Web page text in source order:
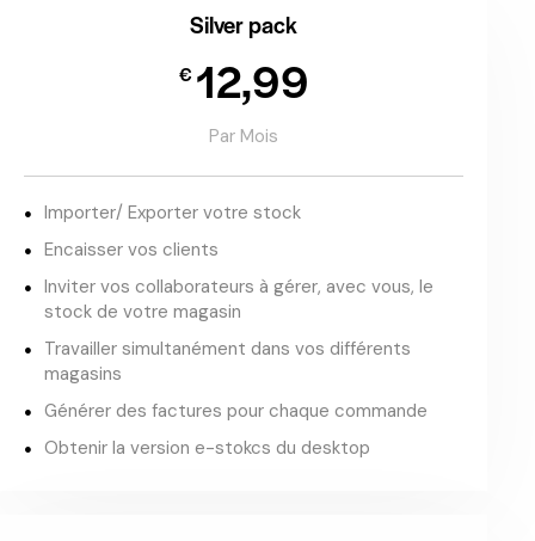
Silver pack
€ 12,99
Par Mois
Importer/ Exporter votre stock
Encaisser vos clients
Inviter vos collaborateurs à gérer, avec vous, le
stock de votre magasin
Travailler simultanément dans vos différents
magasins
Générer des factures pour chaque commande
Obtenir la version e-stokcs du desktop